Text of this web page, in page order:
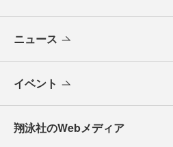
ニュース
イベント
翔泳社のWebメディア